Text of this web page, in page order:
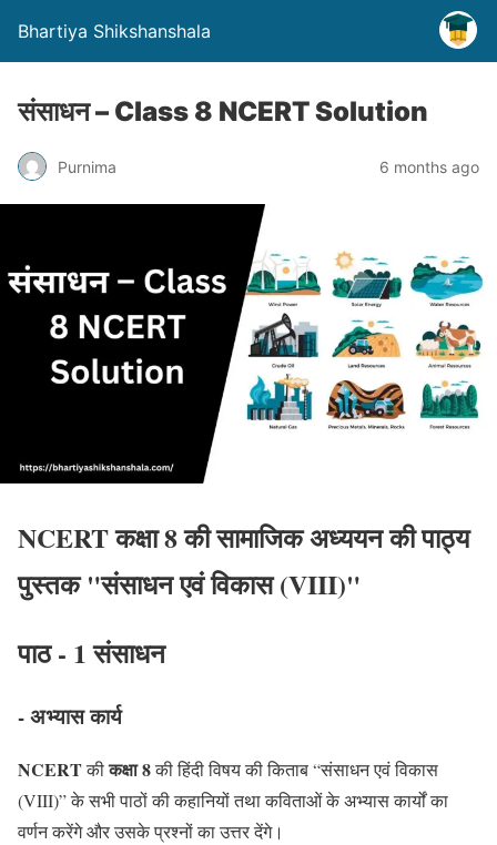
Bhartiya Shikshanshala
संसाधन – Class 8 NCERT Solution
Purnima 6 months ago
NCERT कक्षा 8 की सामाजिक अध्ययन की पाठ्य
पुस्तक "संसाधन एवं विकास (VIII)"
पाठ - 1 संसाधन
- अभ्यास कार्य
NCERTकीकक्षा 8की हिंदी विषय की किताब “संसाधन एवं विकास
(VIII)” के सभी पाठों की कहानियों तथा कविताओं के अभ्यास कार्यों का
वर्णन करेंगे और उसके प्रश्नों का उत्तर देंगे।